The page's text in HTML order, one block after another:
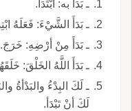
ـ بَدَأَ به: ابْتَدَأَ.
ـ بَدَأَ الشَّيْءَ: فَعَلَهُ
ـ بَدَأَ مِنْ أرْضِهِ: خَرَجَ.
ـ بَدَأَ اللَّهُ الخَلْقَ:
ـ لَكَ البِدْءُ والبَدْأةُ
لَكَ أنْ تَبْدَأ.